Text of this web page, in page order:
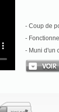
- Coup de
-
- Muni d'un